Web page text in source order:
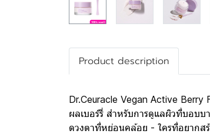
Product description
Dr.Ceuracle Vegan Active Berry
ผลเบอร์รี่ สำหรับการดูแลผิวที่บอบบ
ดวงตาที่หย่อนคล้อย - ใครที่อยากส